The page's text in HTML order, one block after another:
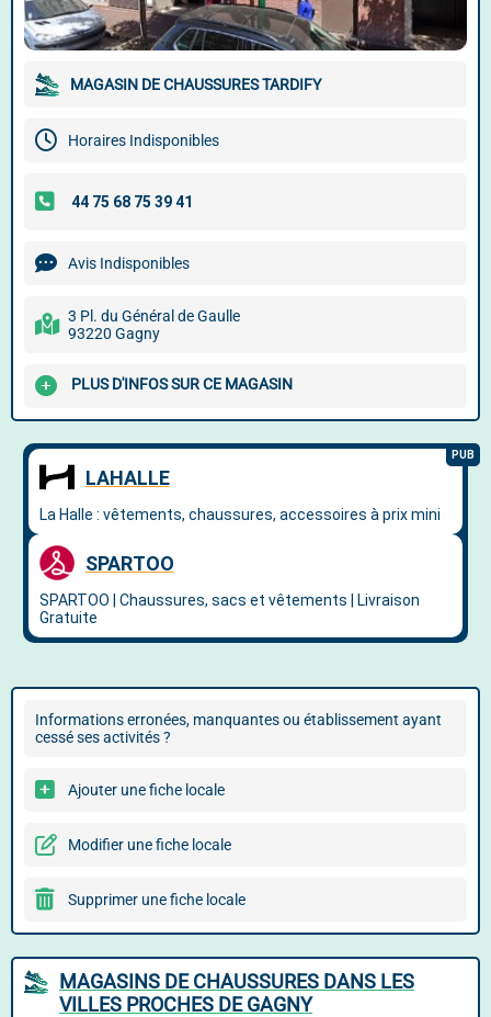
MAGASIN DE CHAUSSURES TARDIFY
Horaires Indisponibles
Avis Indisponibles
3 Pl. du Général de Gaulle
93220 Gagny
PLUS D'INFOS SUR CE MAGASIN
Informations erronées, manquantes ou établissement ayant
cessé ses activités ?
Ajouter une fiche locale
Modifier une fiche locale
Supprimer une fiche locale
MAGASINS DE CHAUSSURES DANS LES
VILLES PROCHES DE GAGNY